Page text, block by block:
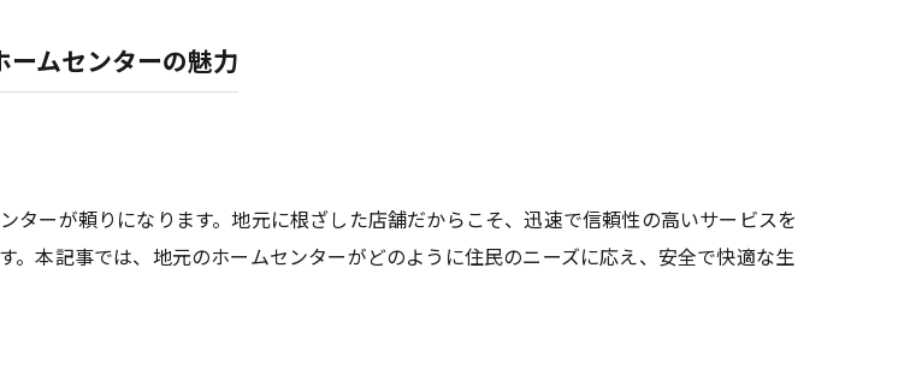
ームセンターの魅力
ーが頼りになります。地元に根ざした店舗だからこそ、迅速で信頼性の高いサービスを
本記事では、地元のホームセンターがどのように住民のニーズに応え、安全で快適な生